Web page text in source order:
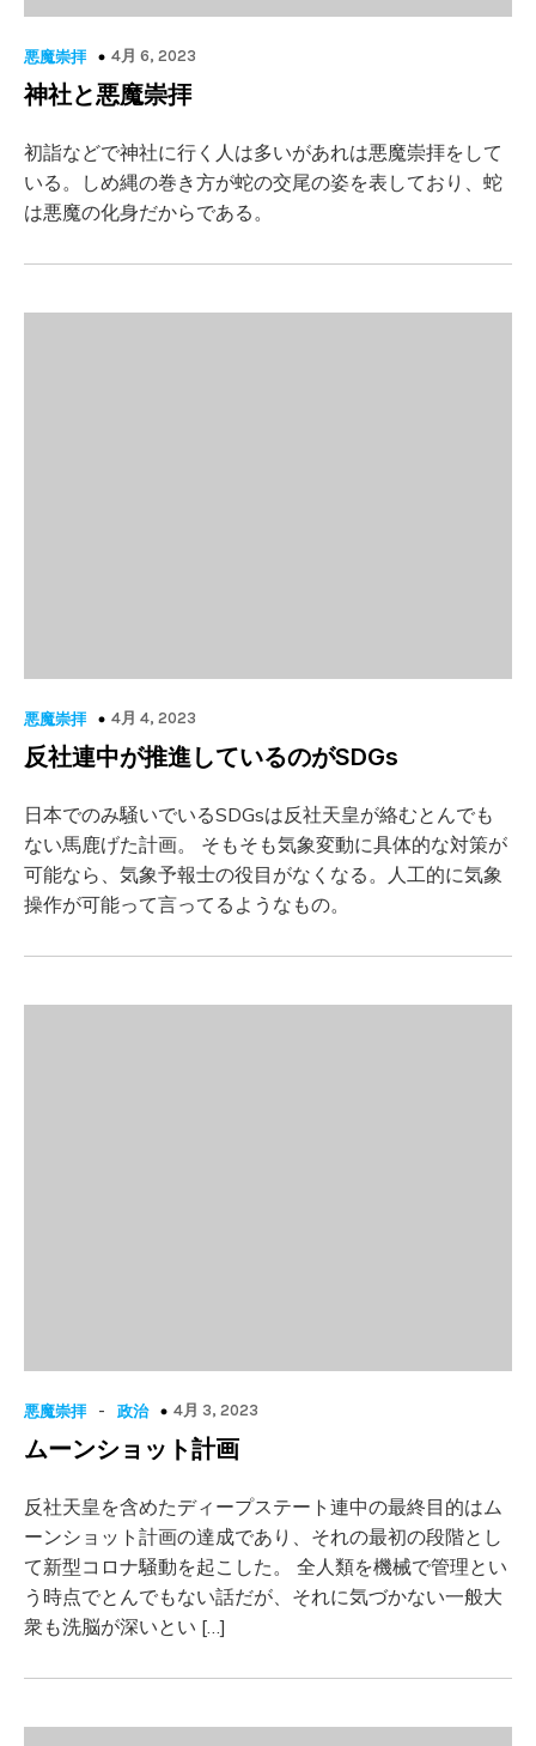
悪魔崇拝 4月 6, 2023
神社と悪魔崇拝
初詣などで神社に行く人は多いがあれは悪魔崇拝をして
いる。しめ縄の巻き方が蛇の交尾の姿を表しており、蛇
は悪魔の化身だからである。
悪魔崇拝 4月 4, 2023
反社連中が推進しているのがSDGs
日本でのみ騒いでいるSDGsは反社天皇が絡むとんでも
ない馬鹿げた計画。 そもそも気象変動に具体的な対策が
可能なら、気象予報士の役目がなくなる。人工的に気象
操作が可能って言ってるようなもの。
悪魔崇拝 - 政治 4月 3, 2023
ムーンショット計画
反社天皇を含めたディープステート連中の最終目的はム
ーンショット計画の達成であり、それの最初の段階とし
て新型コロナ騒動を起こした。 全人類を機械で管理とい
う時点でとんでもない話だが、それに気づかない一般大
衆も洗脳が深いとい […]